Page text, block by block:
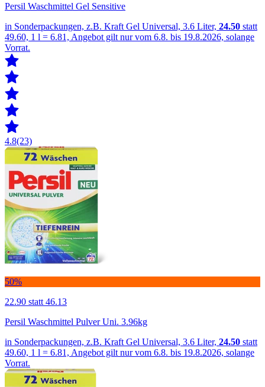
Persil Waschmittel Gel Sensitive
in Sonderpackungen, z.B. Kraft Gel Universal, 3.6 Liter, 24.50 statt
49.60, 1 l = 6.81, Angebot gilt nur vom 6.8. bis 19.8.2026, solange
Vorrat.
4.8(23)
50%
22.90 statt 46.13
Persil Waschmittel Pulver Uni. 3.96kg
in Sonderpackungen, z.B. Kraft Gel Universal, 3.6 Liter, 24.50 statt
49.60, 1 l = 6.81, Angebot gilt nur vom 6.8. bis 19.8.2026, solange
Vorrat.